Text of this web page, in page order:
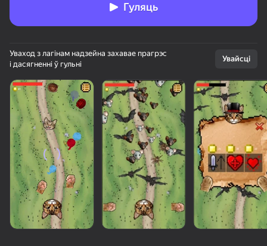
Загрузка
Гуляць
Уваход з лагінам надзейна захавае прагрэс
і дасягненні ў гульні
Увайсці